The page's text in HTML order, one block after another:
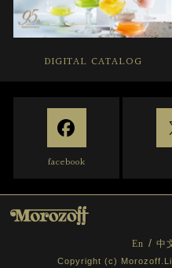
DIGITAL CATALOG
facebook
En 中
Copyright (c)